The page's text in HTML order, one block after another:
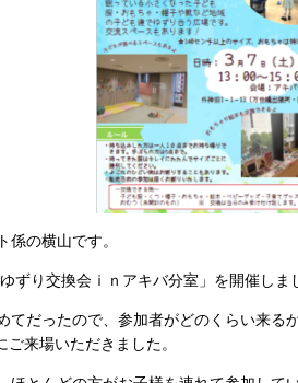
係の横山です。
ずり交換会ｉｎアキバ分室」を開催しま
てだったので、参加者がどのくらい来る
来場いただきました。